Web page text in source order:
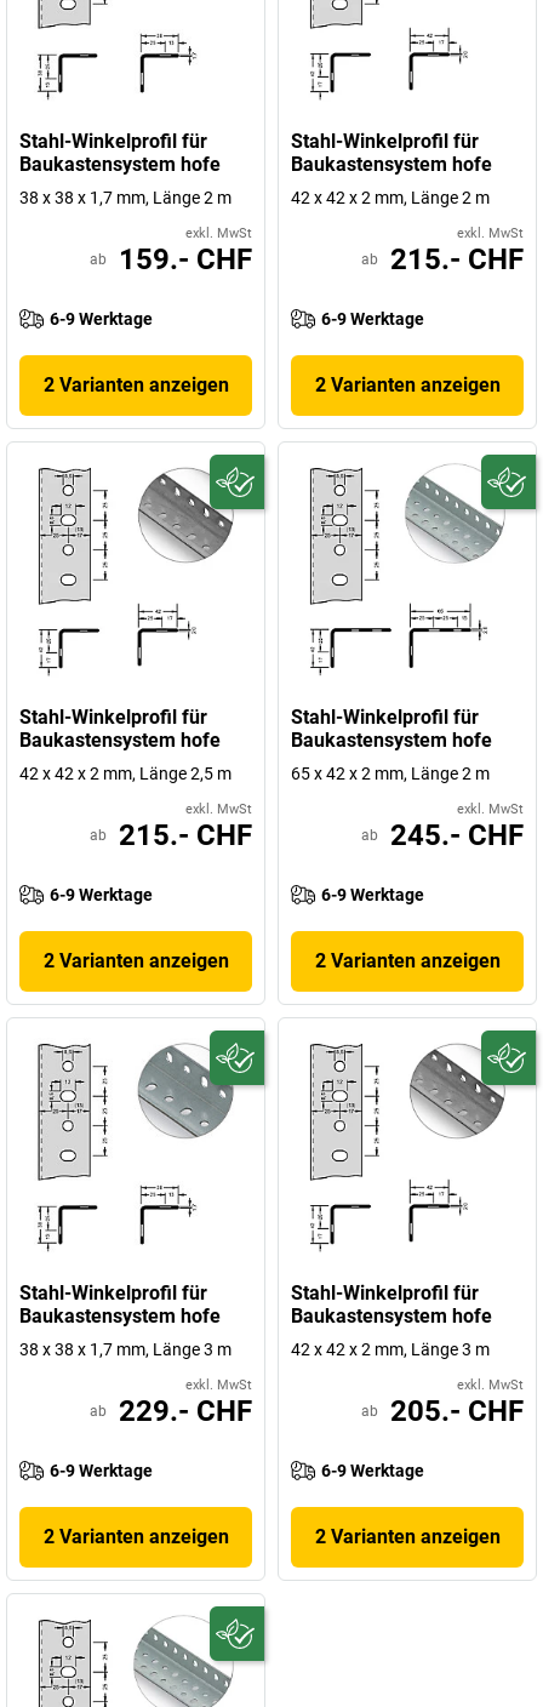
Stahl-Winkelprofil für
Baukastensystem hofe
38 x 38 x 1,7 mm, Länge 2 m
exkl. MwSt
ab 159.- CHF
6-9 Werktage
2 Varianten anzeigen
Stahl-Winkelprofil für
Baukastensystem hofe
42 x 42 x 2 mm, Länge 2 m
exkl. MwSt
ab 215.- CHF
6-9 Werktage
2 Varianten anzeigen
Stahl-Winkelprofil für
Baukastensystem hofe
42 x 42 x 2 mm, Länge 2,5 m
exkl. MwSt
ab 215.- CHF
6-9 Werktage
2 Varianten anzeigen
Stahl-Winkelprofil für
Baukastensystem hofe
65 x 42 x 2 mm, Länge 2 m
exkl. MwSt
ab 245.- CHF
6-9 Werktage
2 Varianten anzeigen
Stahl-Winkelprofil für
Baukastensystem hofe
38 x 38 x 1,7 mm, Länge 3 m
exkl. MwSt
ab 229.- CHF
6-9 Werktage
2 Varianten anzeigen
Stahl-Winkelprofil für
Baukastensystem hofe
42 x 42 x 2 mm, Länge 3 m
exkl. MwSt
ab 205.- CHF
6-9 Werktage
2 Varianten anzeigen